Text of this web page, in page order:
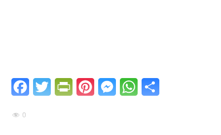
FacebookTwitter PrintFriendly
PinterestMessengerWhatsApp
0